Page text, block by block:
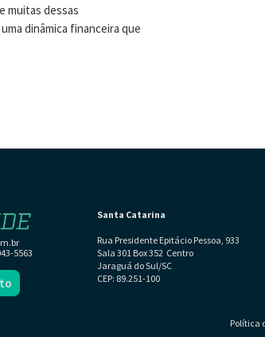
muitas dessas
dinâmica financeira que
5563
Santa Catarina
Rua Presidente Epitácio Pessoa, 933
Sala 301 Box 352 Centro
Jaraguá do Sul/SC
CEP: 89.251-100
Política